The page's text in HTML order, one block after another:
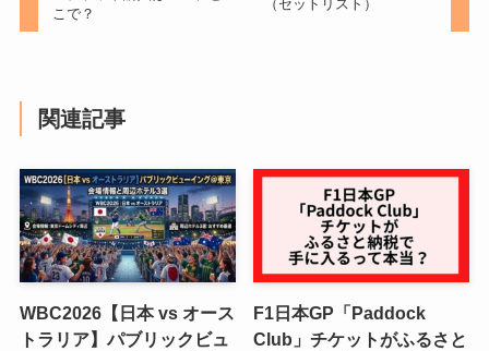
こで？
（セットリスト）
関連記事
WBC2026【日本 vs オース
トラリア】パブリックビュ
F1日本GP「Paddock
Club」チケットがふるさと